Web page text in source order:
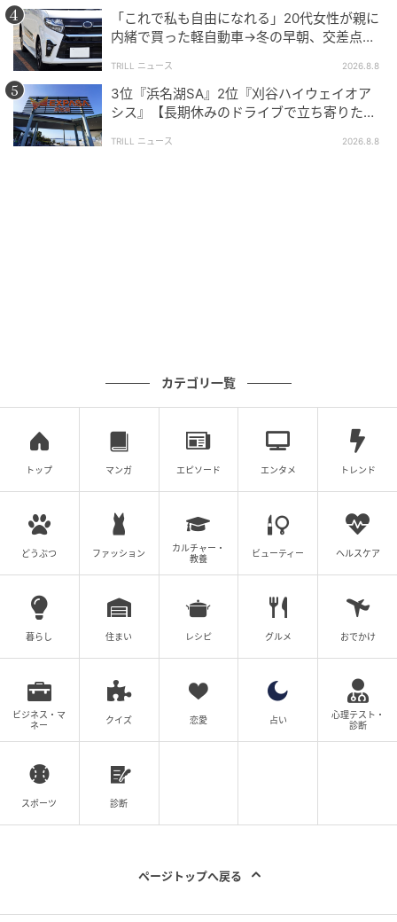
る本格的なアイテムです。
ヘッドバンドで頭に固定ができるので、両手を使いた
いアウトドア先での夜間時の作業や、災害時の避難な
ど、さまざまなシーンで活躍してくれます。
明るさは強・弱の2モード。照らせる範囲は多くありま
michill
価格：￥550（税込）
175mm（伸長時）
本体質量（約）：95g
「これで私も自由になれる」20代女性が親に
内緒で買った軽自動車→冬の早朝、交差点で
TRILL ニュース 2026.8.8
3位『浜名湖SA』2位『刈谷ハイウェイオア
シス』【長期休みのドライブで立ち寄りたい
実」
TRILL ニュース 2026.8.8
カテゴリ一覧
トップ マンガ エピソード エンタメ トレンド
どうぶつ ファッション
カルチャー・
教養
ビューティー ヘルスケア
暮らし 住まい レシピ グルメ おでかけ
ビジネス・マ
ネー
クイズ 恋愛 占い
心理テスト・
診断
スポーツ 診断
ページトップへ戻る